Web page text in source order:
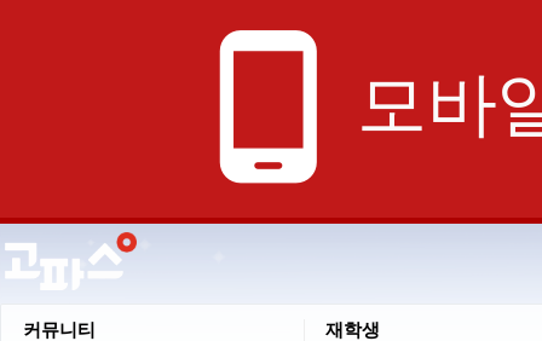
phone_android 모바
커뮤니티 재학생